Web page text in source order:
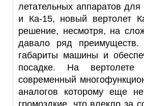
летательных аппаратов
и Ка-15, новый вертолет
решение, несмотря, на
давало ряд преимуществ.
габариты машины и
посадке. На вертолете
современный
аналогов которому еще
громоздкие, что влекло за